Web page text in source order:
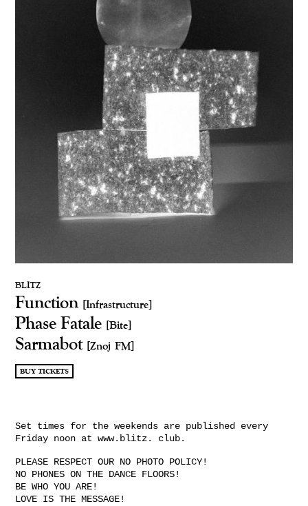
BLITZ
Function [Infrastructure]
Phase Fatale [Bite]
Sarmabot [Znoj FM]
BUY TICKETS
Set times for the weekends are published every
Friday noon at www.blitz. club.
PLEASE RESPECT OUR NO PHOTO POLICY!
NO PHONES ON THE DANCE FLOORS!
BE WHO YOU ARE!
LOVE IS THE MESSAGE!